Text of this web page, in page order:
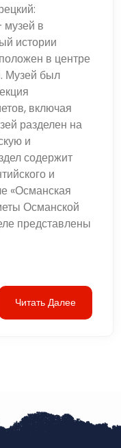
в
истории
в центре
Музей был
включая
разделен на
и
содержит
и
«Османская
Османской
представлены
Читать Далее